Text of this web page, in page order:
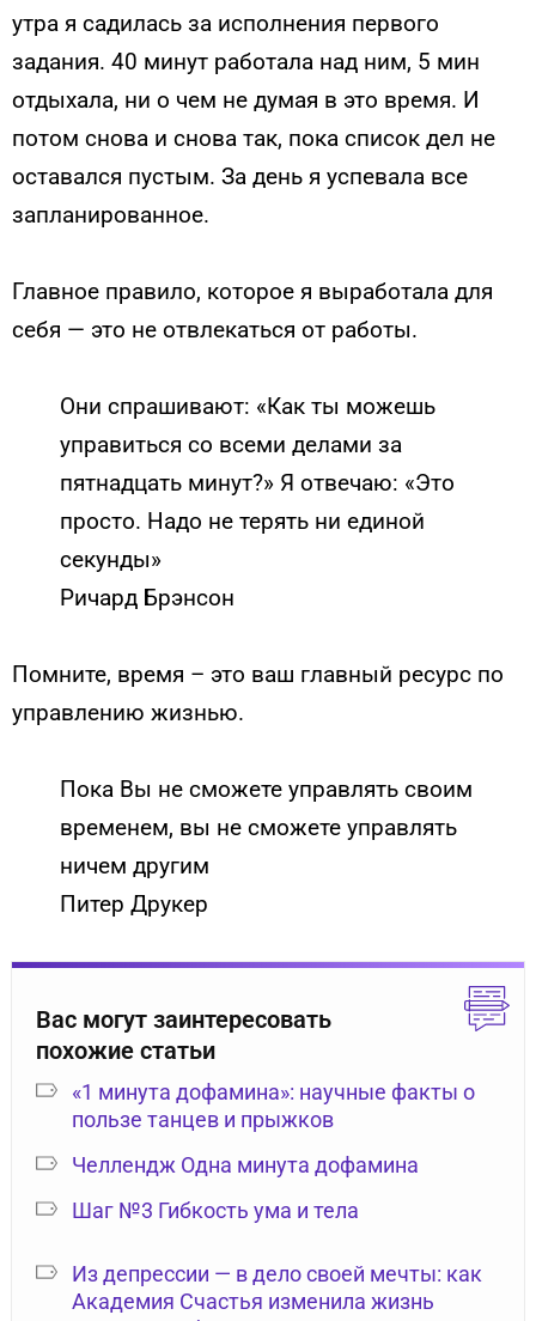
утра я садилась за исполнения первого
задания. 40 минут работала над ним, 5 мин
отдыхала, ни о чем не думая в это время. И
потом снова и снова так, пока список дел не
оставался пустым. За день я успевала все
запланированное.
Главное правило, которое я выработала для
себя — это не отвлекаться от работы.
Они спрашивают: «Как ты можешь
управиться со всеми делами за
пятнадцать минут?» Я отвечаю: «Это
просто. Надо не терять ни единой
секунды»
Ричард Брэнсон
Помните, время – это ваш главный ресурс по
управлению жизнью.
Пока Вы не сможете управлять своим
временем, вы не сможете управлять
ничем другим
Питер Друкер
Вас могут заинтересовать
похожие статьи
«1 минута дофамина»: научные факты о
пользе танцев и прыжков
Челлендж Одна минута дофамина
Шаг №3 Гибкость ума и тела
Из депрессии — в дело своей мечты: как
Академия Счастья изменила жизнь